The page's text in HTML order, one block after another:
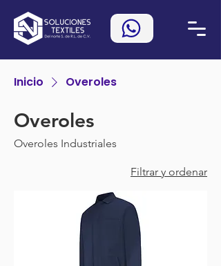
Inicio Overoles
Overoles
Overoles Industriales
Filtrar y ordenar